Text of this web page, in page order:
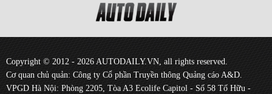
Copyright © 2012 - 2026 AUTODAILY.VN, all rights reserved.
Cơ quan chủ quản: Công ty Cổ phần Truyền thông Quảng cáo A&D.
VPGD Hà Nội: Phòng 2205, Tòa A3 Ecolife Capitol - Số 58 Tố Hữu -